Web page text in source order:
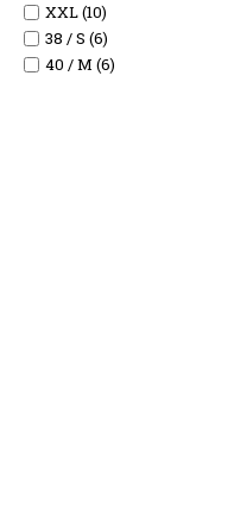
XXL (10)
38 / S (6)
40 / M (6)